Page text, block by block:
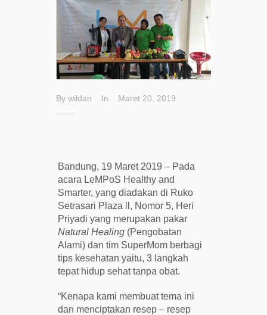
By wildan In Maret 20, 2019
Bandung, 19 Maret 2019 – Pada
acara LeMPoS Healthy and
Smarter, yang diadakan di Ruko
Setrasari Plaza ll, Nomor 5, Heri
Priyadi yang merupakan pakar
Natural Healing (Pengobatan
Alami) dan tim SuperMom berbagi
tips kesehatan yaitu, 3 langkah
tepat hidup sehat tanpa obat.
“Kenapa kami membuat tema ini
dan menciptakan resep – resep